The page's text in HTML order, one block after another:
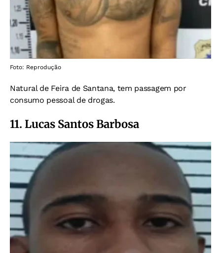
Foto: Reprodução
Natural de Feira de Santana, tem passagem por
consumo pessoal de drogas.
11. Lucas Santos Barbosa